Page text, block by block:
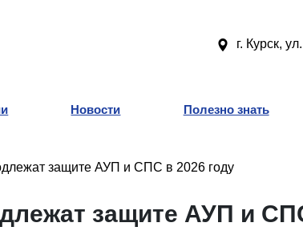
г. Курск,
Новости Полезно знать
защите АУП и СПС в 2026 году
защите АУП и